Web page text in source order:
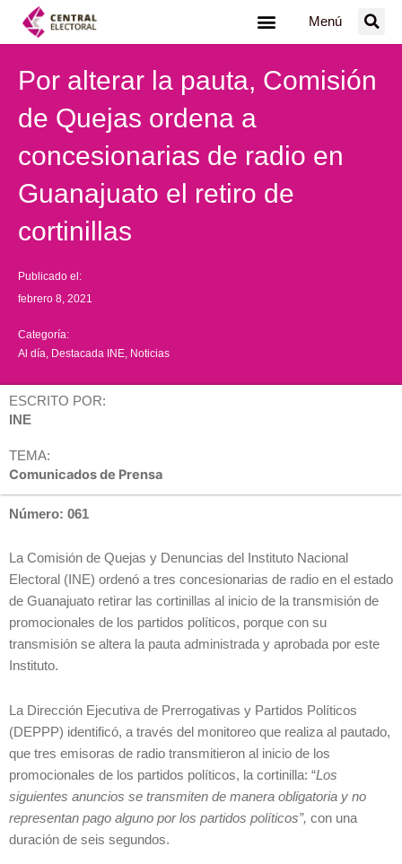
Menú
Por alterar la pauta, Comisión
de Quejas ordena a
concesionarias de radio en
Guanajuato el retiro de
cortinillas
Publicado el:
febrero 8, 2021
Categoría:
Al día Destacada INE Noticias
ESCRITO POR:
INE
TEMA:
Comunicados de Prensa
Número: 061
La Comisión de Quejas y Denuncias del Instituto Nacional
Electoral (INE) ordenó a tres concesionarias de radio en el estado
de Guanajuato retirar las cortinillas al inicio de la transmisión de
promocionales de los partidos políticos, porque con su
transmisión se altera la pauta administrada y aprobada por este
Instituto.
La Dirección Ejecutiva de Prerrogativas y Partidos Políticos
(DEPPP) identificó, a través del monitoreo que realiza al pautado,
que tres emisoras de radio transmitieron al inicio de los
promocionales de los partidos políticos, la cortinilla: “Los
siguientes anuncios se transmiten de manera obligatoria y no
representan pago alguno por los partidos políticos”, con una
duración de seis segundos.